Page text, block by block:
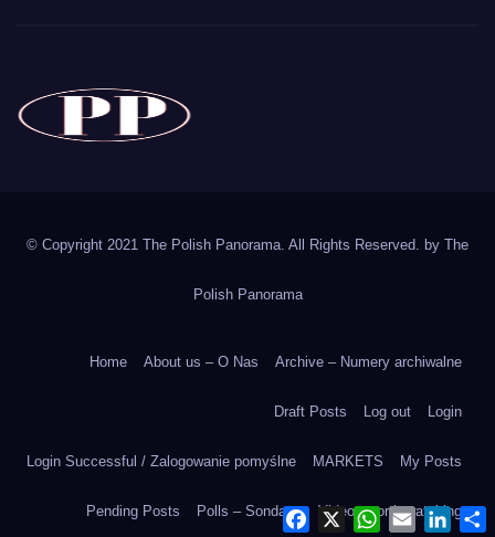
© Copyright 2021 The Polish Panorama. All Rights Reserved. by The
Polish Panorama
Home About us – O Nas Archive – Numery archiwalne
Draft Posts Log out Login
Login Successful / Zalogowanie pomyślne MARKETS My Posts
Pending Posts Polls – Sondaże Videos worth watching
X
W
h
E
m
L